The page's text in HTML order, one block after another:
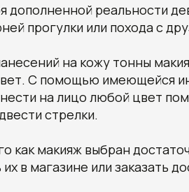
дополненной реальности
прогулки или похода с
на кожу тонны
С помощью имеющейся
на лицо любой цвет
стрелки.
как макияж выбран
их в магазине или заказать